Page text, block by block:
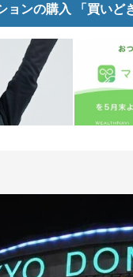
ョンの購入 「買いど